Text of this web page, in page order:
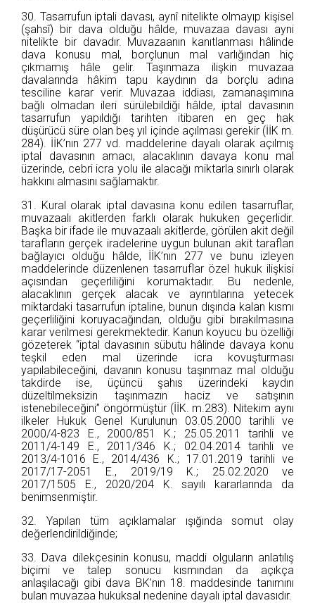
30. Tasarrufun iptali davası, aynî nitelikte olmayıp kişisel
(şahsî) bir dava olduğu hâlde, muvazaa davası ayni
nitelikte bir davadır. Muvazaanın kanıtlanması hâlinde
dava konusu mal, borçlunun mal varlığından hiç
çıkmamış hâle gelir. Taşınmaza ilişkin muvazaa
davalarında hâkim tapu kaydının da borçlu adına
tesciline karar verir. Muvazaa iddiası, zamanaşımına
bağlı olmadan ileri sürülebildiği hâlde, iptal davasının
tasarrufun yapıldığı tarihten itibaren en geç hak
düşürücü süre olan beş yıl içinde açılması gerekir (İİK m.
284). İİK’nın 277 vd. maddelerine dayalı olarak açılmış
iptal davasının amacı, alacaklının davaya konu mal
üzerinde, cebri icra yolu ile alacağı miktarla sınırlı olarak
hakkını almasını sağlamaktır.
31. Kural olarak iptal davasına konu edilen tasarruflar,
muvazaalı akitlerden farklı olarak hukuken geçerlidir.
Başka bir ifade ile muvazaalı akitlerde, görülen akit değil
tarafların gerçek iradelerine uygun bulunan akit tarafları
bağlayıcı olduğu hâlde, İİK’nın 277 ve bunu izleyen
maddelerinde düzenlenen tasarruflar özel hukuk ilişkisi
açısından geçerliliğini korumaktadır. Bu nedenle,
alacaklının gerçek alacak ve ayrıntılarına yetecek
miktardaki tasarrufun iptaline, bunun dışında kalan kısmı
geçerliliğini koruyacağından, olduğu gibi bırakılmasına
karar verilmesi gerekmektedir. Kanun koyucu bu özelliği
gözeterek “iptal davasının sübutu hâlinde davaya konu
teşkil eden mal üzerinde icra kovuşturması
yapılabileceğini, davanın konusu taşınmaz mal olduğu
takdirde ise, üçüncü şahıs üzerindeki kaydın
düzeltilmeksizin taşınmazın haciz ve satışının
istenebileceğini” öngörmüştür (İİK. m.283). Nitekim aynı
ilkeler Hukuk Genel Kurulunun 03.05.2000 tarihli ve
2000/4-823 E., 2000/851 K.; 25.05.2011 tarihli ve
2011/4-149 E., 2011/346 K.; 02.04.2014 tarihli ve
2013/4-1016 E., 2014/436 K.; 17.01.2019 tarihli ve
2017/17-2051 E., 2019/19 K.; 25.02.2020 ve
2017/1505 E., 2020/204 K. sayılı kararlarında da
benimsenmiştir.
32. Yapılan tüm açıklamalar ışığında somut olay
değerlendirildiğinde;
33. Dava dilekçesinin konusu, maddi olguların anlatılış
biçimi ve talep sonucu kısmından da açıkça
anlaşılacağı gibi dava BK’nın 18. maddesinde tanımını
bulan muvazaa hukuksal nedenine dayalı iptal davasıdır.